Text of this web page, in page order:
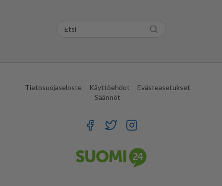
Tietosuojaseloste Käyttöehdot
Evästeasetukset
Säännöt